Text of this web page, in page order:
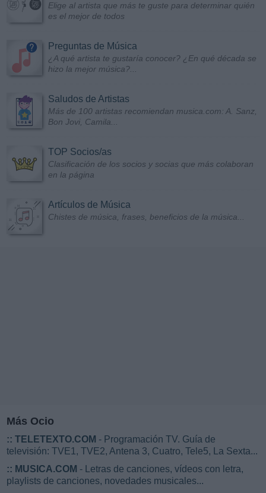
Elige al artista que más te guste para determinar quién
es el mejor de todos
Preguntas de Música
¿A qué artista te gustaría conocer? ¿En qué década se
hizo la mejor música?...
Saludos de Artistas
Más de 100 artistas recomiendan musica.com: A. Sanz,
Bon Jovi, Camila...
TOP Socios/as
Clasificación de los socios y socias que más colaboran
en la página
Artículos de Música
Chistes de música, frases, beneficios de la música...
Más Ocio
:: TELETEXTO.COM - Programación TV. Guía de
televisión: TVE1, TVE2, Antena 3, Cuatro, Tele5, La Sexta...
:: MUSICA.COM - Letras de canciones, vídeos con letra,
playlists de canciones, novedades musicales...